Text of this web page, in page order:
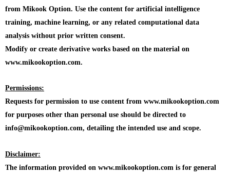
from Mikook Option. Use the content for artificial intelligence
training, machine learning, or any related computational data
analysis without prior written consent.
Modify or create derivative works based on the material on
www.mikookoption.com.
Permissions:
Requests for permission to use content from www.mikookoption.com
for purposes other than personal use should be directed to
info@mikookoption.com, detailing the intended use and scope.
Disclaimer:
The information provided on www.mikookoption.com is for general